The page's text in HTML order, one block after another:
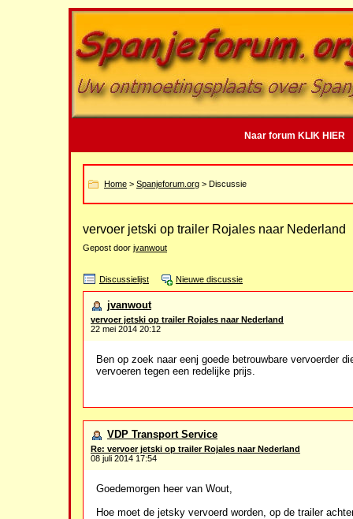
Naar forum KLIK HIER
Home > Spanjeforum.org > Discussie
vervoer jetski op trailer Rojales naar Nederland
Gepost door jvanwout
Discussielijst Nieuwe discussie
jvanwout
vervoer jetski op trailer Rojales naar Nederland
22 mei 2014 20:12
Ben op zoek naar eenj goede betrouwbare vervoerder
vervoeren tegen een redelijke prijs.
VDP Transport Service
Re: vervoer jetski op trailer Rojales naar Nederland
08 juli 2014 17:54
Goedemorgen heer van Wout,
Hoe moet de jetsky vervoerd worden, op de trailer